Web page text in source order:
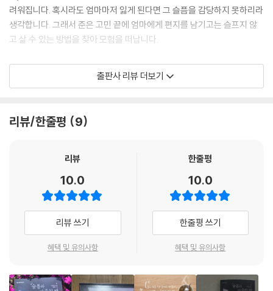
려워집니다. 혹시라도 엄마마저 잃게 된다면 그 슬픔을 감당하지 못하리라
생각합니다. 그래서 준은 고민 끝에 엄마에게 편지를 남기고는 슬프지 않
고 살 수 있는 방법을 찾아 모험을 떠납니다.
준이 여행길에서 만난 사람들은 모두 마음에 상처가 있는 사람들이었습니
다. 새 이름으로 삶을 다시 시작하고 싶은 아저씨, 사람들이 다 함께 붙어
이야기를 나누면 나눌수록 어딘가 이상해 보였습니다. 준은 그들이 자신처
여행길에 쓰러진 준은 기적적으로 구조되었고, 병원에서 엄마를 다시 만나
한 것이 아니었습니다. 슬픔을 자기 것으로 받아들이고 온전히 느끼는 것
슬픔과 마주쳤을 때 엄마가 슬픔을 대하는 모습을 보면서 준은 처음으로
온 마음을 다해 슬픔을 느끼는 경험을 합니다. 그리고 앞으로 살면서 마주
느끼기로 마음먹습니다.
출판사 리뷰 더보기
리뷰/한줄평 9
리뷰
10.0
리뷰 쓰기
혜택 및 유의사항
한줄평
10.0
한줄평 쓰기
혜택 및 유의사항